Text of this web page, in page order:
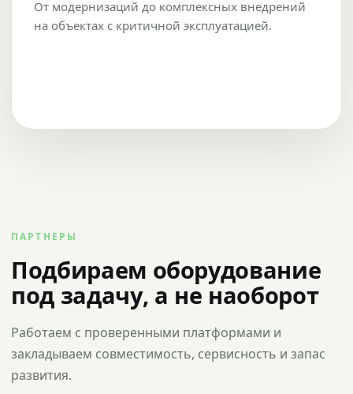
От модернизаций до комплексных внедрений
на объектах с критичной эксплуатацией.
ПАРТНЕРЫ
Подбираем оборудование
под задачу, а не наоборот
Работаем с проверенными платформами и
закладываем совместимость, сервисность и запас
развития.